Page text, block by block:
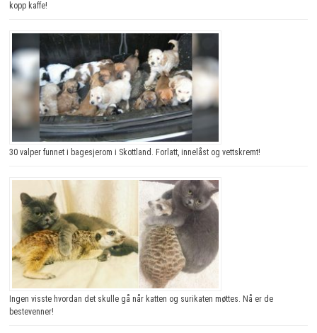
kopp kaffe!
30 valper funnet i bagesjerom i Skottland. Forlatt, innelåst og vettskremt!
Ingen visste hvordan det skulle gå når katten og surikaten møttes. Nå er de
bestevenner!